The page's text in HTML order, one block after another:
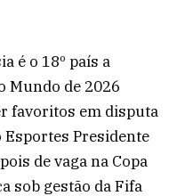
é o 18º país a
Mundo de 2026
favoritos em disputa
Esportes Presidente
de vaga na Copa
sob gestão da Fifa